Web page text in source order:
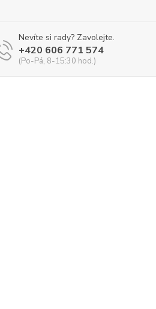
Nevíte si rady? Zavolejte.
+420 606 771 574
(Po-Pá, 8-15:30 hod.)